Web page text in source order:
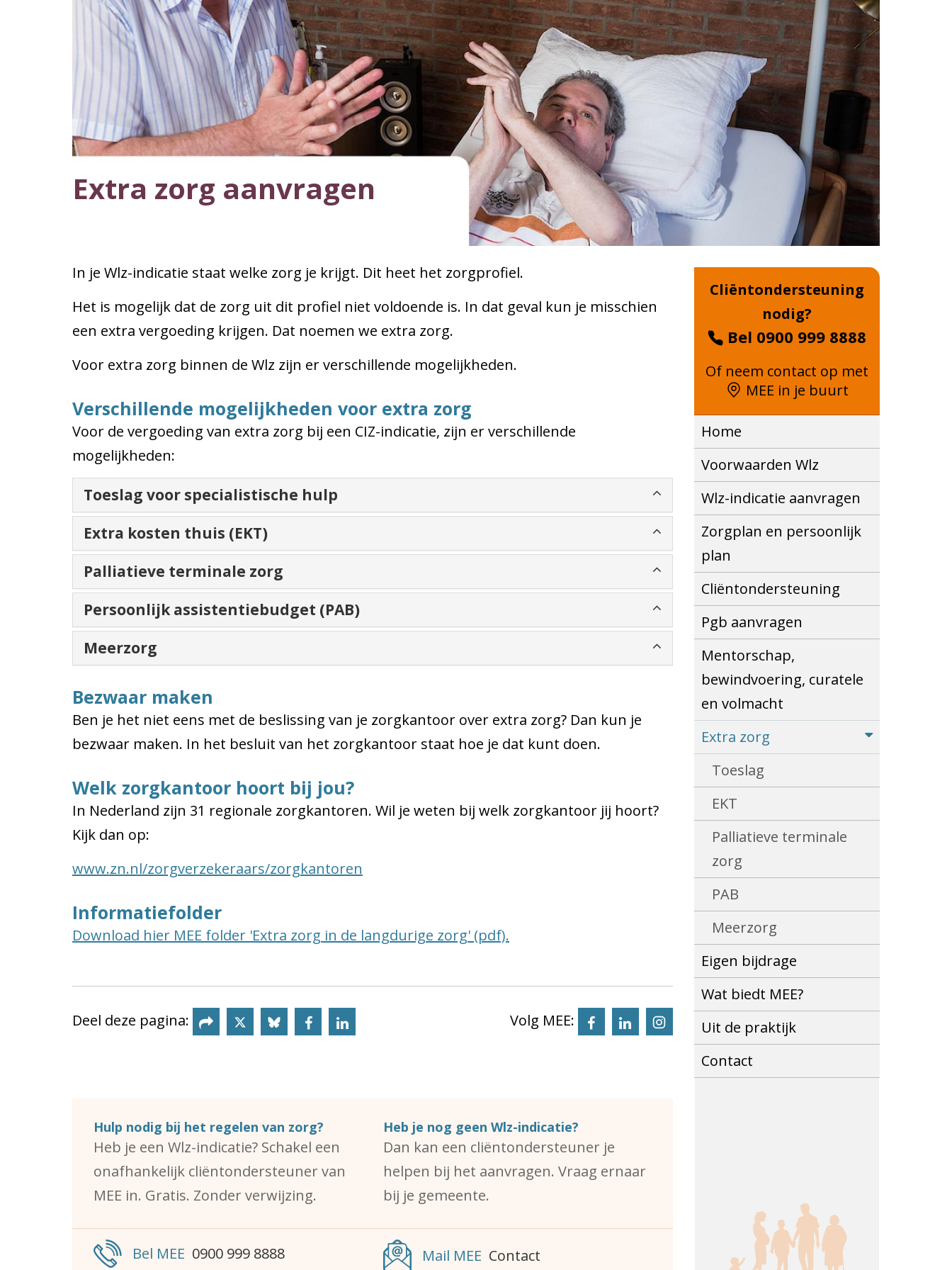
Extra zorg aanvragen
In je Wlz-indicatie staat welke zorg je krijgt. Dit heet het zorgprofiel.
Het is mogelijk dat de zorg uit dit profiel niet voldoende is. In dat geval kun je misschien
een extra vergoeding krijgen. Dat noemen we extra zorg.
Voor extra zorg binnen de Wlz zijn er verschillende mogelijkheden.
Verschillende mogelijkheden voor extra zorg
Voor de vergoeding van extra zorg bij een CIZ-indicatie, zijn er verschillende
mogelijkheden:
Toeslag voor specialistische hulp
Extra kosten thuis (EKT)
Palliatieve terminale zorg
Persoonlijk assistentiebudget (PAB)
Meerzorg
Bezwaar maken
Ben je het niet eens met de beslissing van je zorgkantoor over extra zorg? Dan kun je
bezwaar maken. In het besluit van het zorgkantoor staat hoe je dat kunt doen.
Welk zorgkantoor hoort bij jou?
In Nederland zijn 31 regionale zorgkantoren. Wil je weten bij welk zorgkantoor jij hoort?
Kijk dan op:
www.zn.nl/zorgverzekeraars/zorgkantoren
Informatiefolder
Download hier MEE folder 'Extra zorg in de langdurige zorg' (pdf).
Volg MEE: Volg ons via Instagram
Deel deze pagina: Deel deze pagina via X
Deel deze pagina via Bluesky
Cliëntondersteuning
nodig?
Bel 0900 999 8888
Of neem contact op met
MEE in je buurt
Home
Voorwaarden Wlz
Wlz-indicatie aanvragen
Zorgplan en persoonlijk
plan
Cliëntondersteuning
Pgb aanvragen
Mentorschap,
bewindvoering, curatele
en volmacht
Extra zorg
Toeslag
EKT
Palliatieve terminale
zorg
PAB
Meerzorg
Eigen bijdrage
Wat biedt MEE?
Uit de praktijk
Contact
Hulp nodig bij het regelen van zorg?
Heb je een Wlz-indicatie? Schakel een
onafhankelijk cliëntondersteuner van
MEE in. Gratis. Zonder verwijzing.
Heb je nog geen Wlz-indicatie?
Dan kan een cliëntondersteuner je
helpen bij het aanvragen. Vraag ernaar
bij je gemeente.
Bel MEE 0900 999 8888 Mail MEE Contact